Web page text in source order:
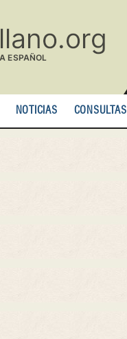
NOTICIAS CONSULTAS